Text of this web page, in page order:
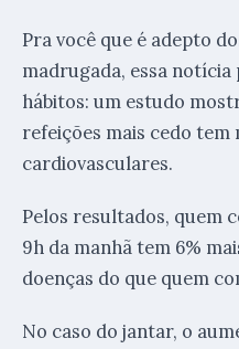
Pra você que é adepto
madrugada, essa
hábitos: um estudo
refeições mais cedo
cardiovasculares.
Pelos resultados, quem
9h da manhã tem 6%
doenças do que quem
No caso do jantar, o